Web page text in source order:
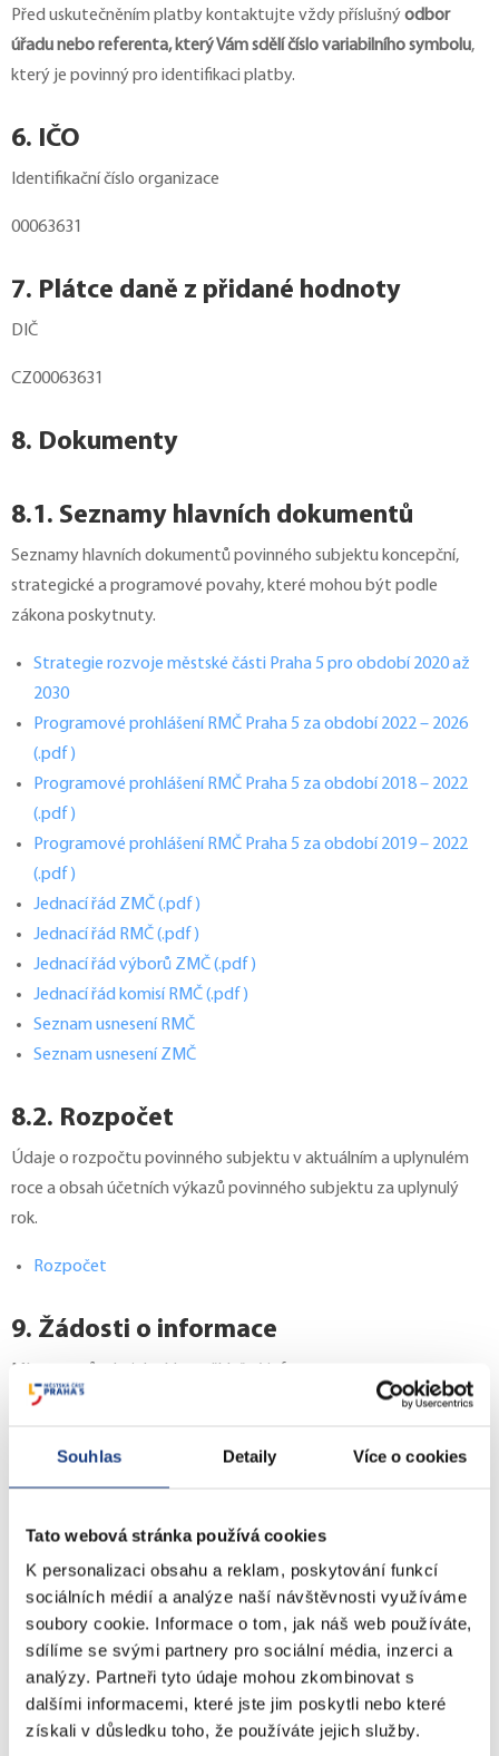
Souhlas Detaily Více o cookies
Tato webová stránka používá cookies
K personalizaci obsahu a reklam, poskytování funkcí
sociálních médií a analýze naší návštěvnosti využíváme
soubory cookie. Informace o tom, jak náš web používáte,
sdílíme se svými partnery pro sociální média, inzerci a
analýzy. Partneři tyto údaje mohou zkombinovat s
dalšími informacemi, které jste jim poskytli nebo které
získali v důsledku toho, že používáte jejich služby.
Před uskutečněním platby kontaktujte vždy příslušnýodbor
úřadu nebo referenta, který Vám sdělí číslo variabilního symbolu,
který je povinný pro identifikaci platby.
6. IČO
Identifikační číslo organizace
00063631
7. Plátce daně z přidané hodnoty
DIČ
CZ00063631
8. Dokumenty
8.1. Seznamy hlavních dokumentů
Seznamy hlavních dokumentů povinného subjektu koncepční,
strategické a programové povahy, které mohou být podle
zákona poskytnuty.
Strategie rozvoje městské části Praha 5 pro období 2020 až
2030
Programové prohlášení RMČ Praha 5 za období 2022 – 2026
(.pdf)
Programové prohlášení RMČ Praha 5 za období 2018 – 2022
(.pdf)
Programové prohlášení RMČ Praha 5 za období 2019 – 2022
(.pdf)
Jednací řád ZMČ (.pdf)
Jednací řád RMČ (.pdf)
Jednací řád výborů ZMČ (.pdf)
Jednací řád komisí RMČ (.pdf)
Seznam usnesení RMČ
Seznam usnesení ZMČ
8.2. Rozpočet
Údaje o rozpočtu povinného subjektu v aktuálním a uplynulém
roce a obsah účetních výkazů povinného subjektu za uplynulý
rok.
Rozpočet
9. Žádosti o informace
Místo a způsob, jak získat příslušné informace.
písemně na formuláři
zde (.docx)či na podatelně ÚMČ Praha 5
10. Příjem podání a podnětů
Místo a způsob, kde lze podat žádost či stížnost, předložit návrh,
podnět či jiné dožádání anebo obdržet rozhodnutí.
Ústní žádosti a stížnosti lze podat v úředních hodinách v
úřadovnách Městské části Praha 5